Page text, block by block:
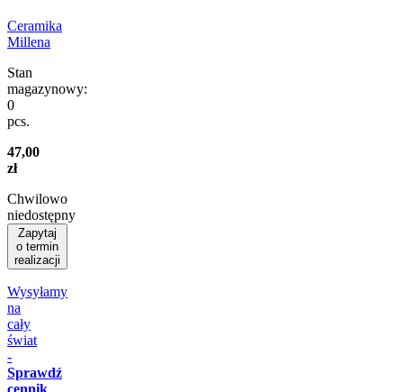
Ceramika
Millena
Stan
magazynowy:
0
pcs.
47,00
zł
Chwilowo
niedostępny
Zapytaj
o termin
realizacji
Wysyłamy
na
cały
świat
-
Sprawdź
cennik